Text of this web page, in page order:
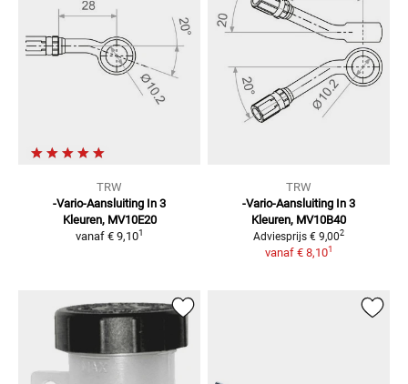
TRW
-Vario-Aansluiting In 3
Kleuren, MV10E20
vanaf € 9,101
TRW
-Vario-Aansluiting In 3
Kleuren, MV10B40
Adviesprijs € 9,002
vanaf € 8,101